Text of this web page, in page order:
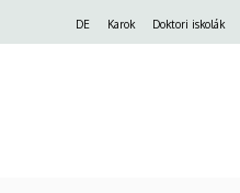
Felső
DE Karok Doktori iskolák